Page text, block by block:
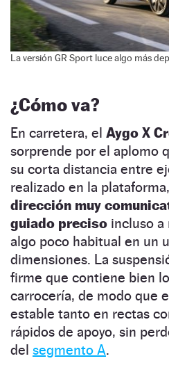
La versión GR Sport luce algo más
¿Cómo va?
En carretera, el Aygo X
sorprende por el aplomo
su corta distancia entre
realizado en la
dirección muy
guiado preciso incluso a
algo poco habitual en un
dimensiones. La
firme que contiene bien
carrocería, de modo que
estable tanto en rectas
rápidos de apoyo, sin
del segmento A.